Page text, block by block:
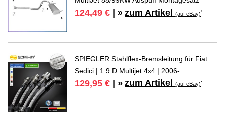
124,49 € | » zum Artikel(auf eBay)*
SPIEGLER Stahlflex-Bremsleitung für Fiat
Sedici | 1.9 D Multijet 4x4 | 2006-
129,95 € | » zum Artikel(auf eBay)*